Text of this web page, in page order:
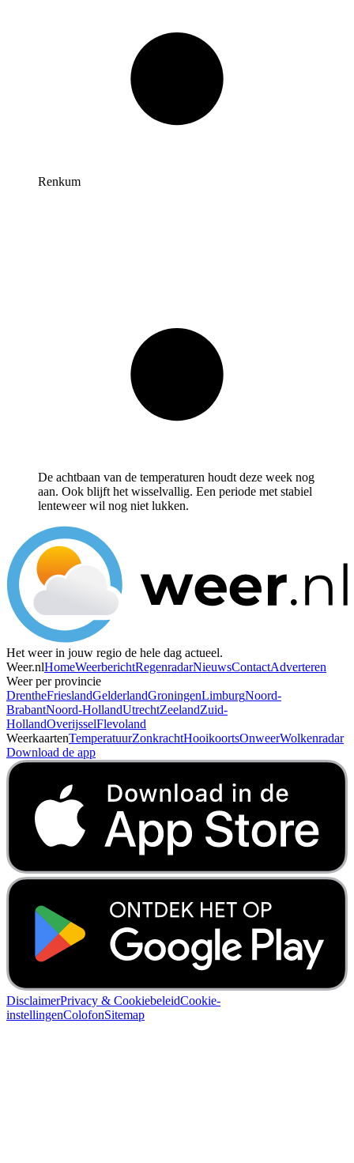
Renkum
De achtbaan van de temperaturen houdt deze week nog
aan. Ook blijft het wisselvallig. Een periode met stabiel
lenteweer wil nog niet lukken.
Het weer in jouw regio de hele dag actueel.
Weer.nlHomeWeerberichtRegenradarNieuwsContactAdverteren
Weer per provincie
DrentheFrieslandGelderlandGroningenLimburgNoord-
BrabantNoord-HollandUtrechtZeelandZuid-
HollandOverijsselFlevoland
WeerkaartenTemperatuurZonkrachtHooikoortsOnweerWolkenradar
Download de app
DisclaimerPrivacy & CookiebeleidCookie-
instellingenColofonSitemap